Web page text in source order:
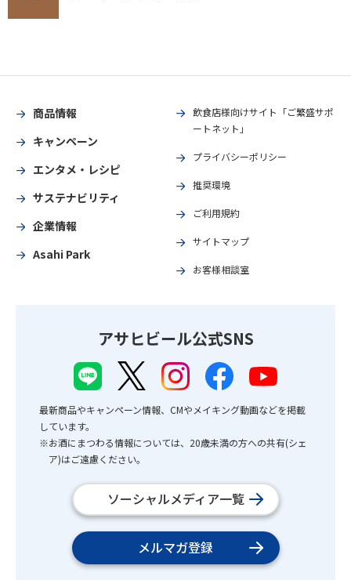
商品情報
キャンペーン
エンタメ・レシピ
サステナビリティ
企業情報
Asahi Park
飲食店様向けサイト「ご繁盛サポ
ートネット」
プライバシーポリシー
推奨環境
ご利用規約
サイトマップ
お客様相談室
アサヒビール公式SNS
最新商品やキャンペーン情報、CMやメイキング動画などを掲載
しています。
※お酒にまつわる情報については、20歳未満の方への共有(シェ
ア)はご遠慮ください。
ソーシャルメディア一覧
メルマガ登録